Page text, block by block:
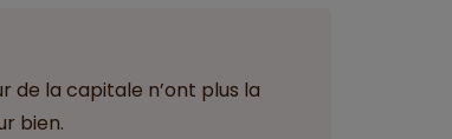
de la capitale n’ont plus la
bien.